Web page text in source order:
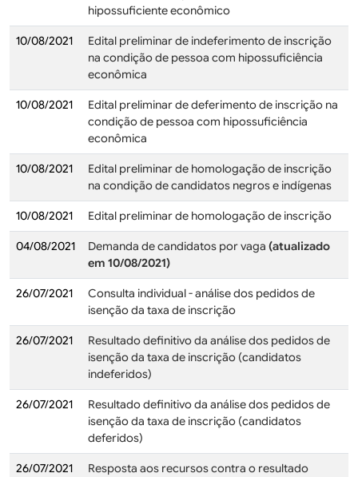
hipossuficiente econômico
10/08/2021
Edital preliminar de indeferimento de inscrição
na condição de pessoa com hipossuficiência
econômica
10/08/2021
Edital preliminar de deferimento de inscrição na
condição de pessoa com hipossuficiência
econômica
10/08/2021
Edital preliminar de homologação de inscrição
na condição de candidatos negros e indígenas
10/08/2021 Edital preliminar de homologação de inscrição
04/08/2021 Demanda de candidatos por vaga (atualizado
em 10/08/2021)
26/07/2021
Consulta individual - análise dos pedidos de
isenção da taxa de inscrição
26/07/2021
Resultado definitivo da análise dos pedidos de
isenção da taxa de inscrição (candidatos
indeferidos)
26/07/2021
Resultado definitivo da análise dos pedidos de
isenção da taxa de inscrição (candidatos
deferidos)
26/07/2021
Resposta aos recursos contra o resultado